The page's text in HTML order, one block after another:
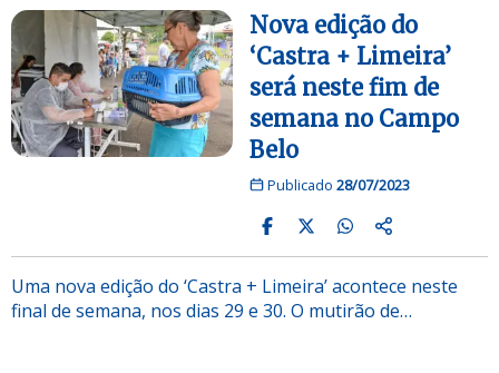
Nova edição do
‘Castra + Limeira’
será neste fim de
semana no Campo
Belo
Publicado 28/07/2023
Uma nova edição do ‘Castra + Limeira’ acontece neste
final de semana, nos dias 29 e 30. O mutirão de…